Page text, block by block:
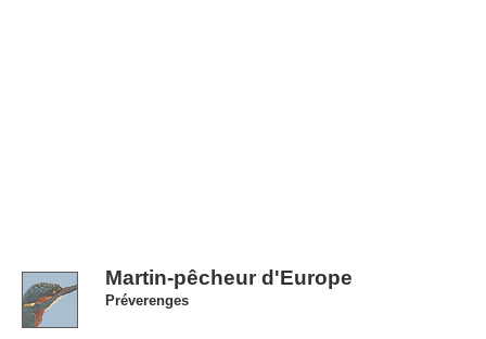
Martin-pêcheur d'Europe
Préverenges